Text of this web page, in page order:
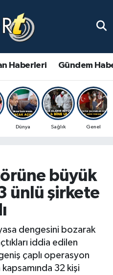
Haberleri Gündem
Dünya Sağlık Genel
büyük
ünlü şirkete
dengesini bozarak
iddia edilen
çaplı operasyon
32 kişi